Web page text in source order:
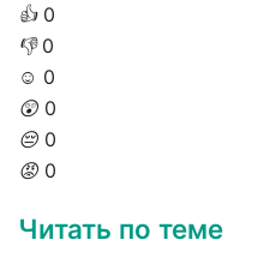
👍 0
👎 0
☺️ 0
😲 0
😔 0
😡 0
Читать по теме